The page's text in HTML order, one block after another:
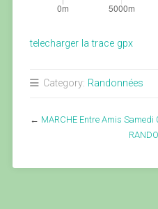
telecharger la trace gpx
Category: Randonnées
← MARCHE Entre Amis Samedi